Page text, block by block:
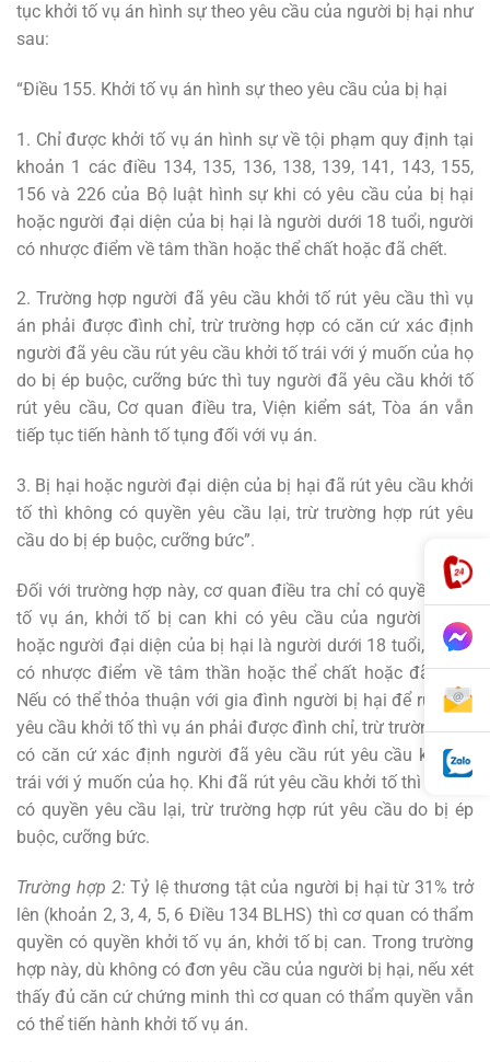
tục khởi tố vụ án hình sự theo yêu cầu của người bị hại như
sau:
“Điều 155. Khởi tố vụ án hình sự theo yêu cầu của bị hại
1. Chỉ được khởi tố vụ án hình sự về tội phạm quy định tại
khoản 1 các điều 134, 135, 136, 138, 139, 141, 143, 155,
156 và 226 của Bộ luật hình sự khi có yêu cầu của bị hại
hoặc người đại diện của bị hại là người dưới 18 tuổi, người
có nhược điểm về tâm thần hoặc thể chất hoặc đã chết.
2. Trường hợp người đã yêu cầu khởi tố rút yêu cầu thì vụ
án phải được đình chỉ, trừ trường hợp có căn cứ xác định
người đã yêu cầu rút yêu cầu khởi tố trái với ý muốn của họ
do bị ép buộc, cưỡng bức thì tuy người đã yêu cầu khởi tố
rút yêu cầu, Cơ quan điều tra, Viện kiểm sát, Tòa án vẫn
tiếp tục tiến hành tố tụng đối với vụ án.
3. Bị hại hoặc người đại diện của bị hại đã rút yêu cầu khởi
tố thì không có quyền yêu cầu lại, trừ trường hợp rút yêu
cầu do bị ép buộc, cưỡng bức”.
Đối với trường hợp này, cơ quan điều tra chỉ có quyền khởi
tố vụ án, khởi tố bị can khi có yêu cầu của người bị hại
hoặc người đại diện của bị hại là người dưới 18 tuổi, người
có nhược điểm về tâm thần hoặc thể chất hoặc đã chết.
Nếu có thể thỏa thuận với gia đình người bị hại để rút đơn
yêu cầu khởi tố thì vụ án phải được đình chỉ, trừ trường hợp
có căn cứ xác định người đã yêu cầu rút yêu cầu khởi tố
trái với ý muốn của họ. Khi đã rút yêu cầu khởi tố thì không
có quyền yêu cầu lại, trừ trường hợp rút yêu cầu do bị ép
buộc, cưỡng bức.
Trường hợp 2:Tỷ lệ thương tật của người bị hại từ 31% trở
lên (khoản 2, 3, 4, 5, 6 Điều 134 BLHS) thì cơ quan có thẩm
quyền có quyền khởi tố vụ án, khởi tố bị can. Trong trường
hợp này, dù không có đơn yêu cầu của người bị hại, nếu xét
thấy đủ căn cứ chứng minh thì cơ quan có thẩm quyền vẫn
có thể tiến hành khởi tố vụ án.